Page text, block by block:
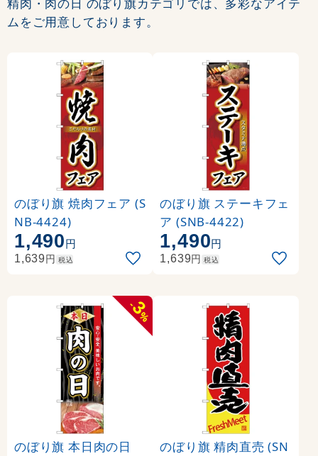
ムをご用意しております。
のぼり旗 焼肉フェア (S
NB-4424)
1,490円
1,639円 税込
のぼり旗 ステーキフェ
ア (SNB-4422)
1,490円
1,639円 税込
-
3
%
のぼり旗 本日肉の日
のぼり旗 精肉直売 (SN